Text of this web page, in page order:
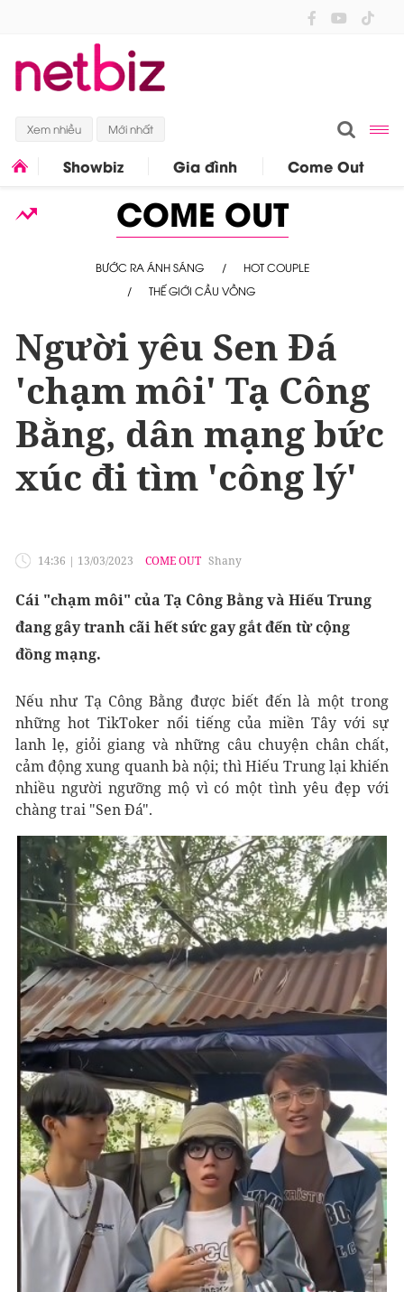
Xem nhiều Mới nhất
Showbiz Gia đình Come Out
COME OUT
BƯỚC RA ÁNH SÁNG
HOT COUPLE
THẾ GIỚI CẦU VỒNG
Người yêu Sen Đá
'chạm môi' Tạ Công
Bằng, dân mạng bức
xúc đi tìm 'công lý'
14:36 | 13/03/2023 COME OUT Shany
Cái "chạm môi" của Tạ Công Bằng và Hiếu Trung
đang gây tranh cãi hết sức gay gắt đến từ cộng
đồng mạng.
Nếu như Tạ Công Bằng được biết đến là một trong
những hot TikToker nổi tiếng của miền Tây với sự
lanh lẹ, giỏi giang và những câu chuyện chân chất,
cảm động xung quanh bà nội; thì Hiếu Trung lại khiến
nhiều người ngưỡng mộ vì có một tình yêu đẹp với
chàng trai "Sen Đá".